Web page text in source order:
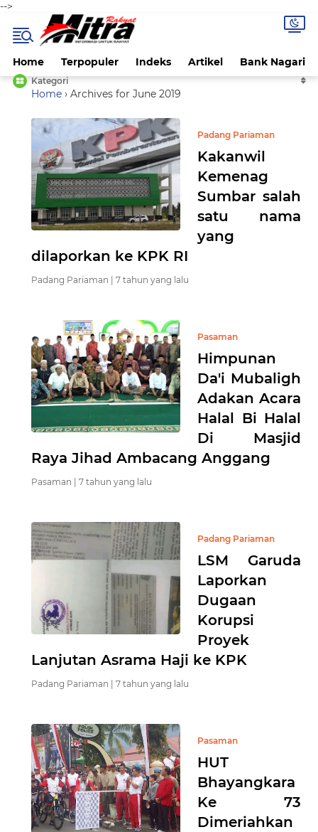
-->
Home Terpopuler Indeks Artikel Bank Nagari
Kategori
Home › Archives for June 2019
Padang Pariaman
Kakanwil
Kemenag
Sumbar salah
satu nama
yang
dilaporkan ke KPK RI
Padang Pariaman | 7 tahun yang lalu
Pasaman
Himpunan
Da'i Mubaligh
Adakan Acara
Halal Bi Halal
Di Masjid
Raya Jihad Ambacang Anggang
Pasaman | 7 tahun yang lalu
Padang Pariaman
LSM Garuda
Laporkan
Dugaan
Korupsi
Proyek
Lanjutan Asrama Haji ke KPK
Padang Pariaman | 7 tahun yang lalu
Pasaman
HUT
Bhayangkara
Ke 73
Dimeriahkan